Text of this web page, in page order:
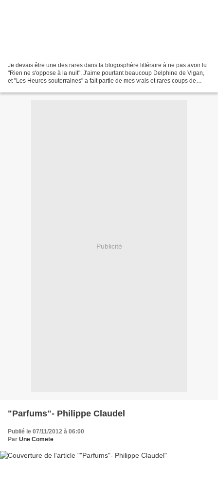
Je devais être une des rares dans la blogosphère littéraire à ne pas avoir lu
"Rien ne s'oppose à la nuit". J'aime pourtant beaucoup Delphine de Vigan,
et "Les Heures souterraines" a fait partie de mes vrais et rares coups de
Publicité
"Parfums"- Philippe Claudel
Publié le 07/11/2012 à 06:00
Par Une Comete